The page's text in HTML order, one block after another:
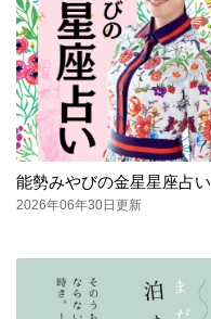
能勢みやびの金星星座占い
2026年06年30日更新